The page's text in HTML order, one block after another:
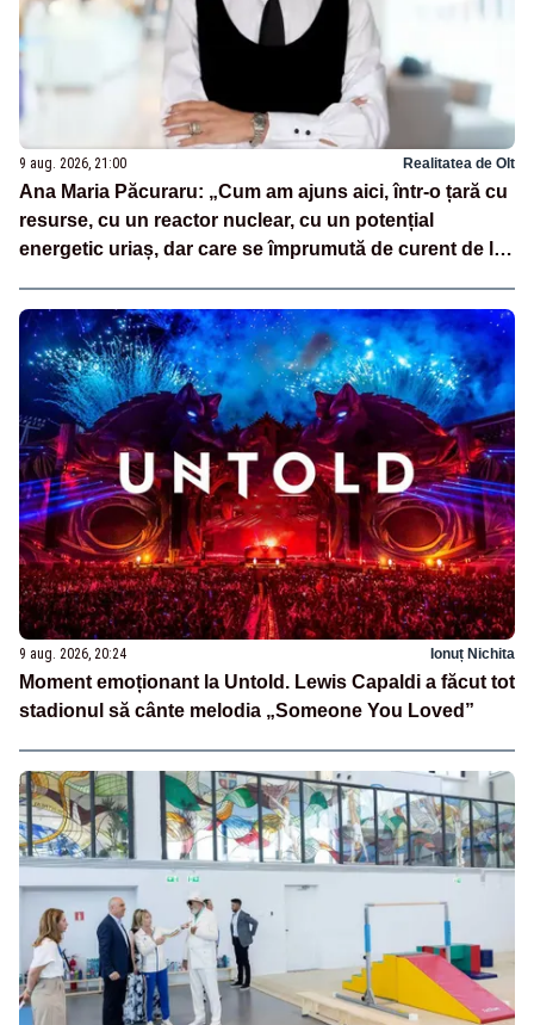
9 aug. 2026, 21:00 Realitatea de Olt
Ana Maria Păcuraru: „Cum am ajuns aici, într-o țară cu
resurse, cu un reactor nuclear, cu un potențial
energetic uriaș, dar care se împrumută de curent de la
9 aug. 2026, 20:24 Ionuț Nichita
Moment emoționant la Untold. Lewis Capaldi a făcut tot
stadionul să cânte melodia „Someone You Loved”